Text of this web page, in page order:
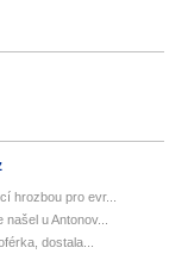
hrozbou pro evr...
u Antonov...
dostala...